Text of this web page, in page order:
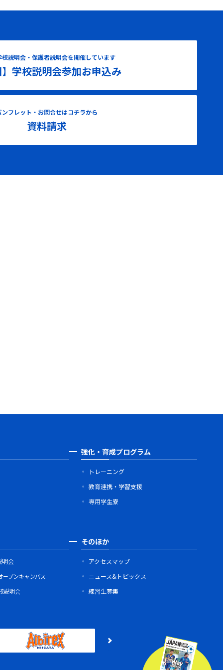
校説明会・保護者説明会を開催しています
】学校説明会参加お申込み
ンフレット・お問合せはコチラから
資料請求
強化・育成プログラム
トレーニング
教育連携・学習支援
専用学生寮
明会
ープンキャンパス
説明会
そのほか
アクセスマップ
ニュース&トピックス
練習生募集